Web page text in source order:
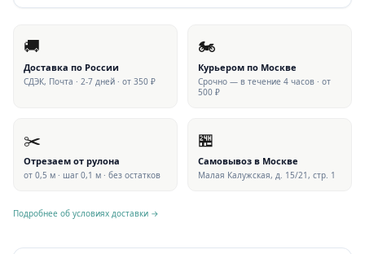
🚚
Доставка по России
СДЭК, Почта · 2-7 дней · от 350 ₽
🏍
Курьером по Москве
Срочно — в течение 4 часов · от
500 ₽
✂️
Отрезаем от рулона
от 0,5 м · шаг 0,1 м · без остатков
🏪
Самовывоз в Москве
Малая Калужская, д. 15/21, стр. 1
Подробнее об условиях доставки →